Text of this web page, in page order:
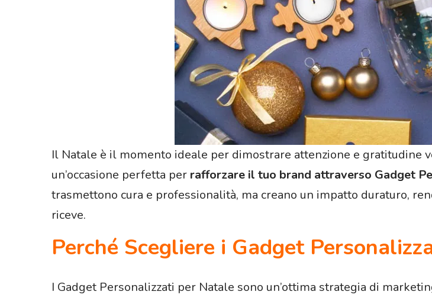
Il Natale è il momento ideale per dimostrare attenzione e gratitudine
un’occasione perfetta per rafforzare il tuo brand attraverso Gadget
trasmettono cura e professionalità, ma creano un impatto duraturo,
riceve.
Perché Scegliere i Gadget
I Gadget Personalizzati per Natale sono un’ottima strategia di